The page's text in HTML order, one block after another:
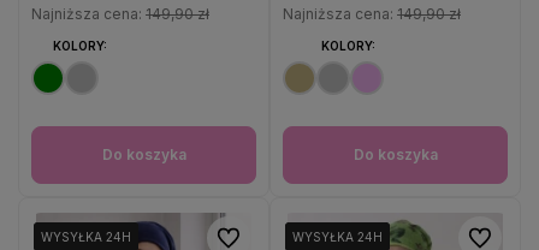
Najniższa cena: 149,90 zł
KOLORY:
Do koszyka
Najniższa cena: 149,90 zł
KOLORY:
Do koszyka
WYSYŁKA 24H
WYSYŁKA 24H
WYSYŁKA 24H Do ulubionychWYSYŁKA 24H
WYSYŁKA 24H
WYSYŁKA 24H Do